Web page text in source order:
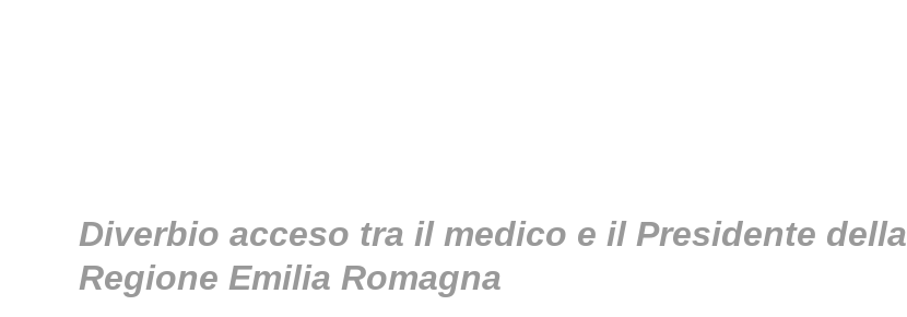
Diverbio acceso tra il medico e il Presidente della
Regione Emilia Romagna